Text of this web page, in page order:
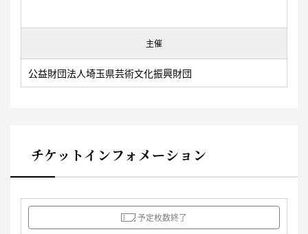
主催
公益財団法人埼玉県芸術文化振興財団
チケットインフォメーション
予定枚数終了